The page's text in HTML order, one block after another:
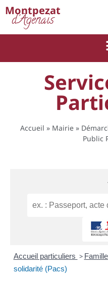
Montpezat
d'Agenais
Accueil » Mairie »
Public
Accueil particuliers >
solidarité (Pacs)
Cookies management panel